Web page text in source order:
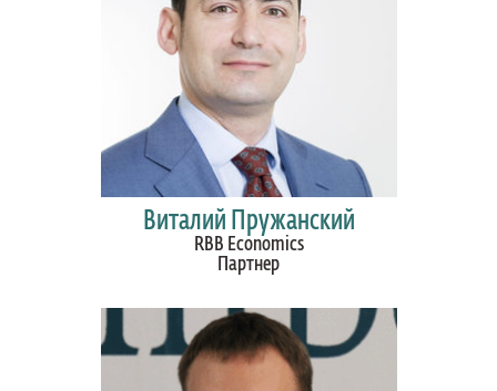
Виталий Пружанский
RBB Economics
Партнер